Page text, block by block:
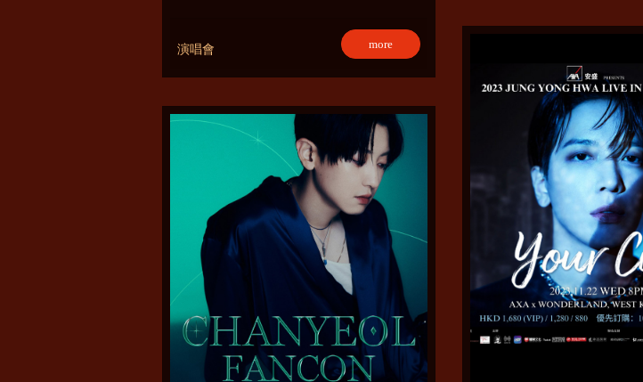
演唱會 more